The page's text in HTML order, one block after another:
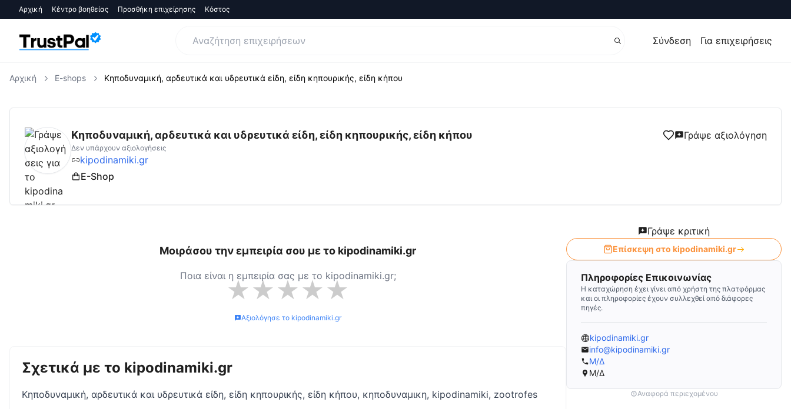
Αρχική Κέντρο βοηθείας Προσθήκη επιχείρησης Κόστος
Σύνδεση Για επιχειρήσεις
Αρχική E-shops Κηποδυναμική, αρδευτικά και υδρευτικά είδη, είδη κηπουρικής, είδη κήπου
kipodinamiki.grΑξιολογήσεις | Δες Αξιολογήσεις και Κριτικές γιαΚηποδυναμική, αρδευτικά και υδρευτικά είδη, είδη κηπουρικής, είδη κήπου
Κηποδυναμική, αρδευτικά και υδρευτικά είδη, είδη κηπουρικής, είδη κήπου Γράψε αξιολόγηση
Δεν υπάρχουν αξιολογήσεις
kipodinamiki.gr
E-Shop
Μοιράσου την εμπειρία σου με το kipodinamiki.gr
Ποια είναι η εμπειρία σας με το kipodinamiki.gr;
★★★★★
Αξιολόγησε το kipodinamiki.gr
Σχετικά με το kipodinamiki.gr
Κηποδυναμική, αρδευτικά και υδρευτικά είδη, είδη κηπουρικής, είδη κήπου, κηποδυναμικη, kipodinamiki, zootrofes
Γράψε κριτική
Επίσκεψη στο kipodinamiki.gr
Πληροφορίες Επικοινωνίας
Η καταχώρηση έχει γίνει από χρήστη της πλατφόρμας
και οι πληροφορίες έχουν συλλεχθεί από διάφορες
πηγές.
kipodinamiki.gr
info@kipodinamiki.gr
Μ/Δ
Μ/Δ
Αναφορά περιεχομένου